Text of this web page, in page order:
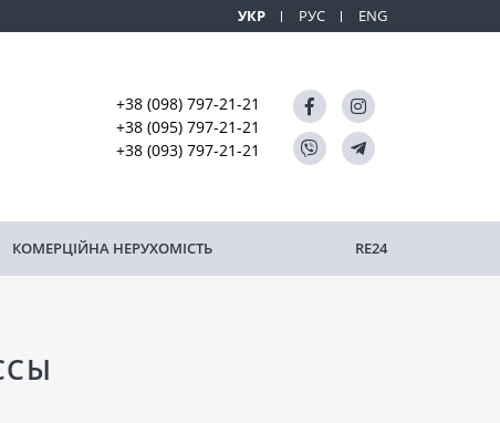
УКР РУС ENG
+38 (098) 797-21-21
+38 (095) 797-21-21
+38 (093) 797-21-21
КОМЕРЦІЙНА НЕРУХОМІСТЬ RE24